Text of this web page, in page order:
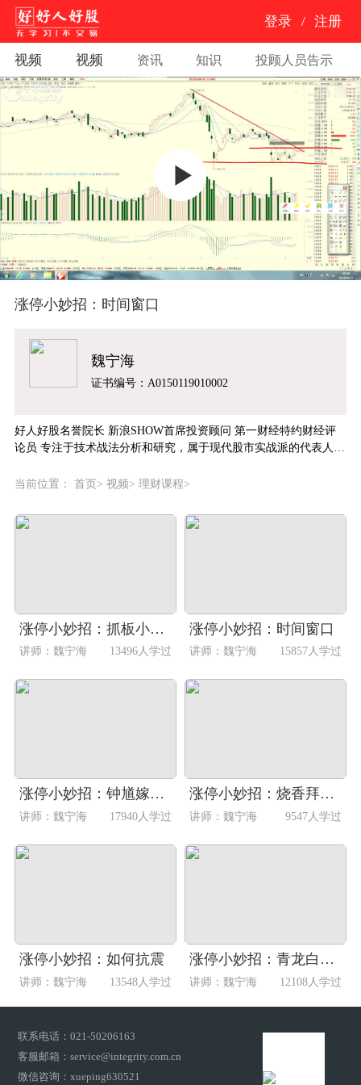
登录 / 注册
视频 视频 资讯 知识 投顾人员告示
涨停小妙招：时间窗口
魏宁海
证书编号：A0150119010002
好人好股名誉院长 新浪SHOW首席投资顾问 第一财经特约财经评
论员 专注于技术战法分析和研究，属于现代股市实战派的代表人
当前位置：
首页> 视频> 理财课程>
涨停小妙招：抓板小技巧
讲师：魏宁海 13496人学过
涨停小妙招：时间窗口
讲师：魏宁海 15857人学过
涨停小妙招：钟馗嫁妹形态
讲师：魏宁海 17940人学过
涨停小妙招：烧香拜佛形态
讲师：魏宁海 9547人学过
涨停小妙招：如何抗震
讲师：魏宁海 13548人学过
涨停小妙招：青龙白虎形态
讲师：魏宁海 12108人学过
联系电话：021-50206163
客服邮箱：service@integrity.com.cn
微信咨询：xueping630521